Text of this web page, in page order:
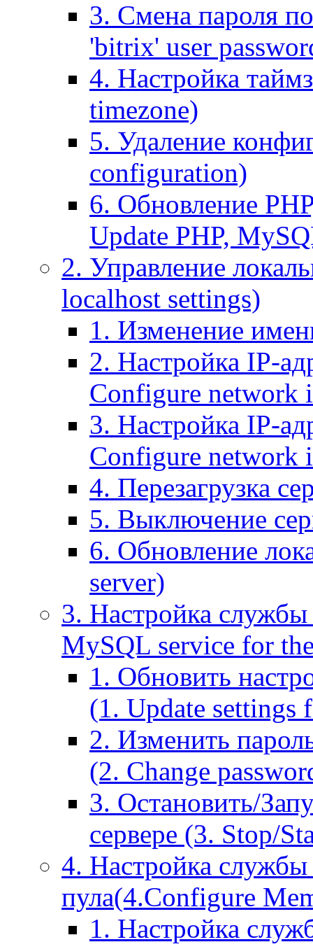
3. Смена пароля
'bitrix' user
4. Настройка
timezone)
5. Удаление
configuration)
6. Обновление
Update PHP,
2. Управление
localhost settings)
1. Изменение
2. Настройка IP-
Configure network
3. Настройка IP-
Configure network
4. Перезагрузка
5. Выключение
6. Обновление
server)
3. Настройка
MySQL service for
1. Обновить
(1. Update settings
2. Изменить
(2. Change
3. Остановить/
сервере (3. Stop/
4. Настройка
пула(4.Configure
1. Настройка